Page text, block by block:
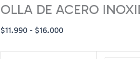
OLLA DE ACERO
$11.990 - $16.000Rango